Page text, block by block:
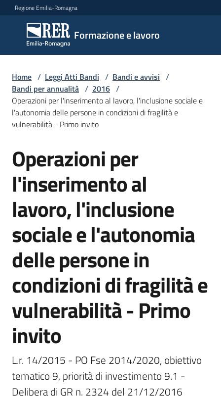
Vai al contenuto
Vai alla navigazione
Vai al footer
Regione Emilia-Romagna
Formazione e lavoro
Formazione
e lavoro
Argomenti
Novità
Servizi
Leggi
Atti
Bandi
Piani
Programmi
Progetti
Fondo
europeo
Plus
Home / Leggi Atti Bandi / Bandi e avvisi /
Bandi per annualità / 2016 /
Operazioni per l'inserimento al lavoro, l'inclusione sociale e
l'autonomia delle persone in condizioni di fragilità e
vulnerabilità - Primo invito
Salta al contenuto
Operazioni per
l'inserimento al
lavoro, l'inclusione
sociale e l'autonomia
delle persone in
condizioni di fragilità e
vulnerabilità - Primo
invito
L.r. 14/2015 - PO Fse 2014/2020, obiettivo
tematico 9, priorità di investimento 9.1 -
Delibera di GR n. 2324 del 21/12/2016